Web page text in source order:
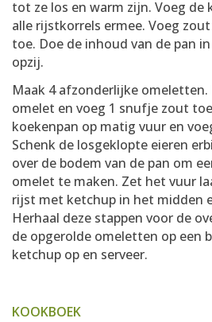
tot ze los en warm zijn. Voeg de
alle rijstkorrels ermee. Voeg
toe. Doe de inhoud van de pan
opzij.
Maak 4 afzonderlijke omeletten.
omelet en voeg 1 snufje zout
koekenpan op matig vuur en
Schenk de losgeklopte eieren
over de bodem van de pan om
omelet te maken. Zet het vuur
rijst met ketchup in het midden
Herhaal deze stappen voor de
de opgerolde omeletten op een
ketchup op en serveer.
KOOKBOEK